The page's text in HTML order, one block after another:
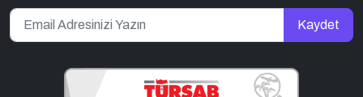
Kaydet